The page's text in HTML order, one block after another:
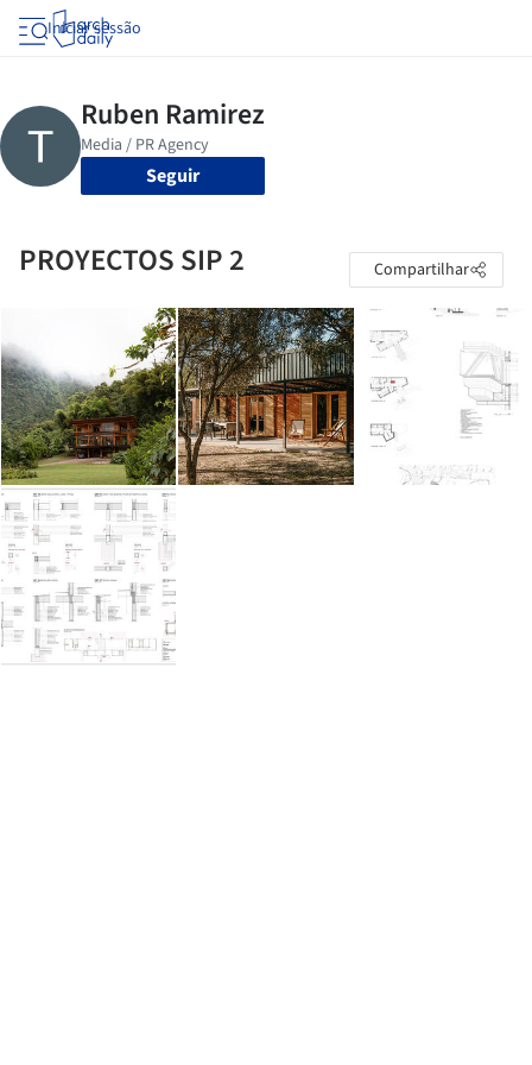
Iniciar sessão
Seguir
PROYECTOS SIP 2 Compartilhar